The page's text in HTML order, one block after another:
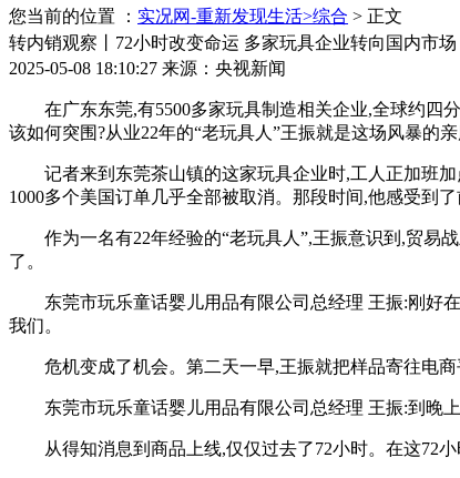
您当前的位置 ： 实况网-重新发现生活>综合 > 正文
转内销观察丨72小时改变命运 多家玩具企业转向国内市场
2025-05-08 18:10:27 来源：央视新闻
在广东东莞,有5500多家玩具制造相关企业,全球约四
该如何突围?从业22年的“老玩具人”王振就是这场风暴的亲
记者来到东莞茶山镇的这家玩具企业时,工人正加班
1000多个美国订单几乎全部被取消。那段时间,他感受到了
作为一名有22年经验的“老玩具人”,王振意识到,贸易
了。
东莞市玩乐童话婴儿用品有限公司总经理 王振:刚好
我们。
危机变成了机会。第二天一早,王振就把样品寄往电
东莞市玩乐童话婴儿用品有限公司总经理 王振:到晚
从得知消息到商品上线,仅仅过去了72小时。在这72